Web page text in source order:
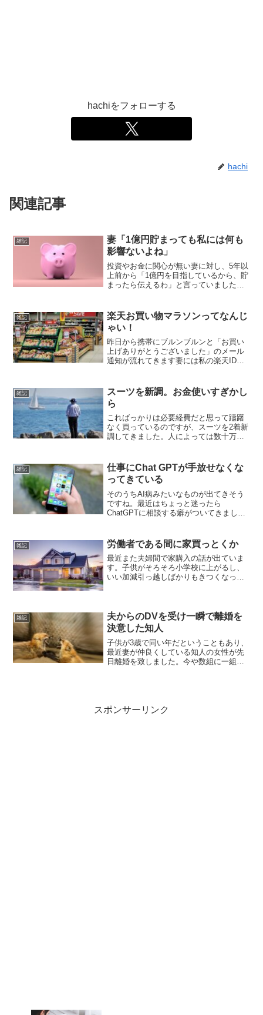
hachiをフォローする
hachi
関連記事
雑記
妻「1億円貯まっても私には何も
影響ないよね」
投資やお金に関心が無い妻に対し、5年以
上前から「1億円を目指しているから、貯
まったら伝えるわ」と言っていました。
いだろうという感じで見られておりまし
たので、先日貯まっ...
雑記
楽天お買い物マラソンってなんじ
ゃい！
昨日から携帯にブルンブルンと「お買い
上げありがとうございました」のメール
通知が流れてきます妻には私の楽天IDを
通知は私に来ます。もう何個来た？見る
気にもならない御礼通知...
雑記
スーツを新調。お金使いすぎかし
ら
こればっかりは必要経費だと思って躊躇
なく買っているのですが、スーツを2着新
調してきました。人によっては数十万円
いの価格で作成しています。それでも2着
で12万円だった...
雑記
仕事にChat GPTが手放せなくな
ってきている
そのうちAI病みたいなものが出てきそう
ですね。最近はちょっと迷ったら
ChatGPTに相談する癖がついてきまし
こういう思考トレーニングでAI使うのっ
てどう思うのかおずおず...
雑記 労働者である間に家買っとくか
最近また夫婦間で家購入の話が出ていま
す。子供がそろそろ小学校に上がるし、
いい加減引っ越しばかりもきつくなって
まあまあじゃない...
雑記
夫からのDVを受け一瞬で離婚を
決意した知人
子供が3歳で同い年だということもあり、
最近妻が仲良くしている知人の女性が先
日離婚を致しました。今や数組に一組が
スポンサーリンク